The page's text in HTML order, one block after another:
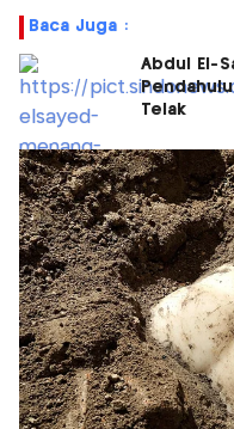
Baca Juga :
Abdul El-
Telak